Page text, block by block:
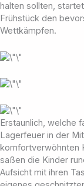
halten sollten,
Frühstück den
Wettkämpfen.
Erstaunlich, welche
Lagerfeuer in der
komfortverwöhnten
saßen die Kinder
Aufsicht mit ihren